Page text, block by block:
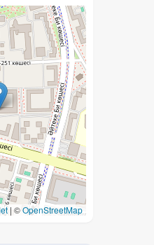
| ©OpenStreetMap